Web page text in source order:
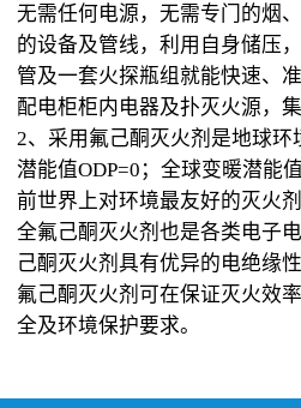
无需任何电源，无需专门的烟
的设备及管线，利用自身储压
管及一套火探瓶组就能快速、
配电柜柜内电器及扑灭火源，
2、采用氟己酮灭火剂是地球
潜能值ODP=0；全球变暖潜能
前世界上对环境最友好的灭火剂
全氟己酮灭火剂也是各类电子
己酮灭火剂具有优异的电绝缘
氟己酮灭火剂可在保证灭火效
全及环境保护要求。